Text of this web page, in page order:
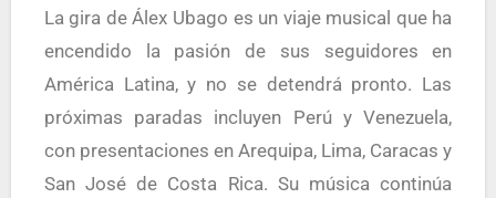
La gira de Álex Ubago es un viaje musical que ha
encendido la pasión de sus seguidores en
América Latina, y no se detendrá pronto. Las
próximas paradas incluyen Perú y Venezuela,
con presentaciones en Arequipa, Lima, Caracas y
San José de Costa Rica. Su música continúa